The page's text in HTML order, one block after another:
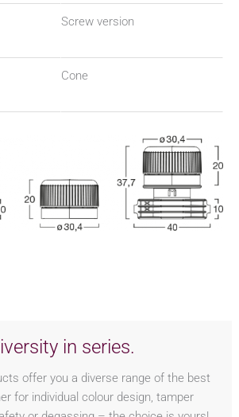
Screw version
Cone
in series.
offer you a diverse range of the best
for individual colour design, tamper